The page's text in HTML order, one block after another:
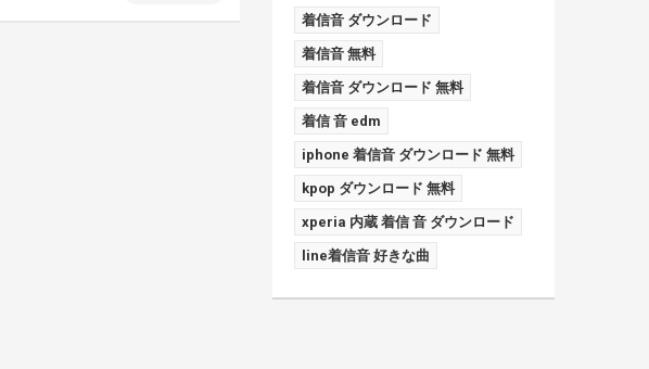
着信音 ダウンロード
着信音 無料
着信音 ダウンロード 無料
着信 音 edm
iphone 着信音 ダウンロード 無料
kpop ダウンロード 無料
xperia 内蔵 着信 音 ダウンロード
line着信音 好きな曲